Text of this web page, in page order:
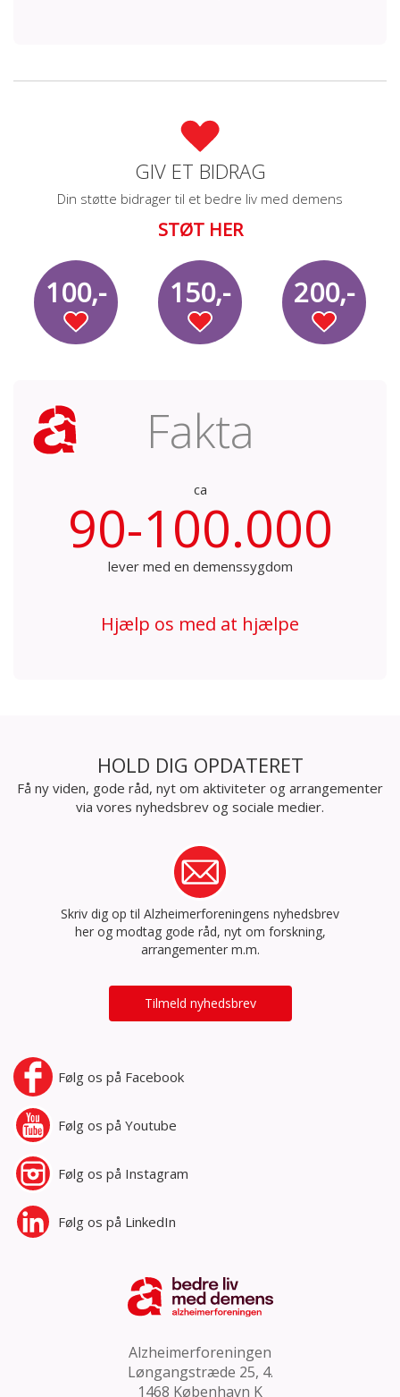
GIV ET BIDRAG
Din støtte bidrager til et bedre liv med demens
STØT HER
100,- 150,- 200,-
Fakta
ca
90-100.000
lever med en demenssygdom
Hjælp os med at hjælpe
HOLD DIG OPDATERET
Få ny viden, gode råd, nyt om aktiviteter og arrangementer
via vores nyhedsbrev og sociale medier.
Skriv dig op til Alzheimerforeningens nyhedsbrev
her og modtag gode råd, nyt om forskning,
arrangementer m.m.
Tilmeld nyhedsbrev
Følg os på Facebook
Følg os på Youtube
Følg os på Instagram
Følg os på LinkedIn
Alzheimerforeningen
Løngangstræde 25, 4.
1468 København K